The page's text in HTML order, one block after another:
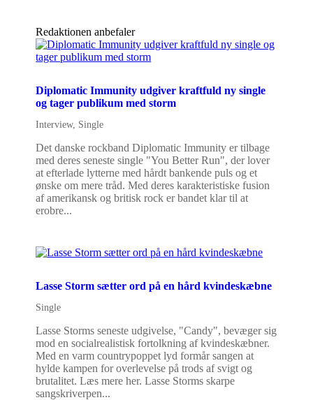
Redaktionen anbefaler
Diplomatic Immunity udgiver kraftfuld ny single
og tager publikum med storm
Interview, Single
Det danske rockband Diplomatic Immunity er tilbage
med deres seneste single "You Better Run", der lover
at efterlade lytterne med hårdt bankende puls og et
ønske om mere tråd. Med deres karakteristiske fusion
af amerikansk og britisk rock er bandet klar til at
erobre...
Lasse Storm sætter ord på en hård kvindeskæbne
Single
Lasse Storms seneste udgivelse, "Candy", bevæger sig
mod en socialrealistisk fortolkning af kvindeskæbner.
Med en varm countrypoppet lyd formår sangen at
hylde kampen for overlevelse på trods af svigt og
brutalitet. Læs mere her. Lasse Storms skarpe
sangskriverpen...